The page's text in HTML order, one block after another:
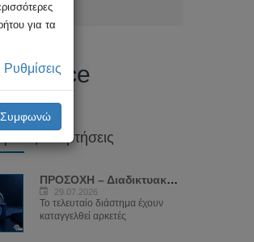
Αναρτήσεις
ΠΡΟΣΟΧΗ – Διαδικτυακή απάτη με...
29.07.2026
Το τελευταίο διάστημα έχουν
καταγγελθεί αρκετές
για τα
Ρυθμίσεις
Συμφωνώ